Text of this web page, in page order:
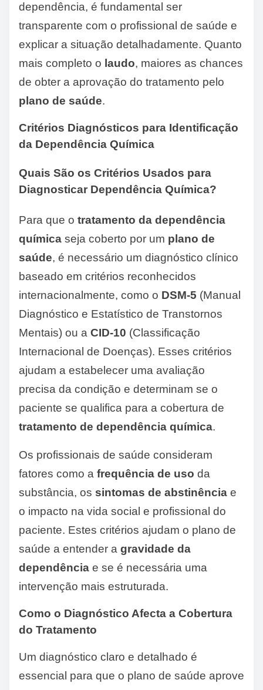
dependência, é fundamental ser
transparente com o profissional de saúde e
explicar a situação detalhadamente. Quanto
mais completo o laudo, maiores as chances
de obter a aprovação do tratamento pelo
plano de saúde.
Critérios Diagnósticos para Identificação
da Dependência Química
Quais São os Critérios Usados para
Diagnosticar Dependência Química?
Para que o tratamento da dependência
química seja coberto por um plano de
saúde, é necessário um diagnóstico clínico
baseado em critérios reconhecidos
internacionalmente, como o DSM-5 (Manual
Diagnóstico e Estatístico de Transtornos
Mentais) ou a CID-10 (Classificação
Internacional de Doenças). Esses critérios
ajudam a estabelecer uma avaliação
precisa da condição e determinam se o
paciente se qualifica para a cobertura de
tratamento de dependência química.
Os profissionais de saúde consideram
fatores como a frequência de uso da
substância, os sintomas de abstinência e
o impacto na vida social e profissional do
paciente. Estes critérios ajudam o plano de
saúde a entender a gravidade da
dependência e se é necessária uma
intervenção mais estruturada.
Como o Diagnóstico Afecta a Cobertura
do Tratamento
Um diagnóstico claro e detalhado é
essencial para que o plano de saúde aprove